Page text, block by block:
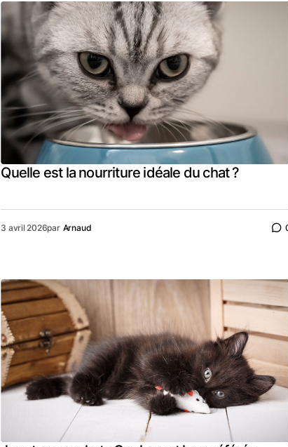
Quelle est la nourriture idéale du chat ?
3 avril 2026par Arnaud